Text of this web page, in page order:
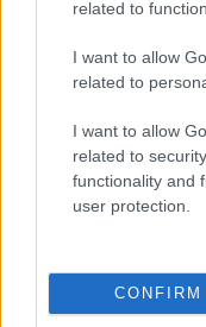
related to
I want to allow
related to
I want to allow
related to
functionality and
user protection.
CONFIRM
RALF